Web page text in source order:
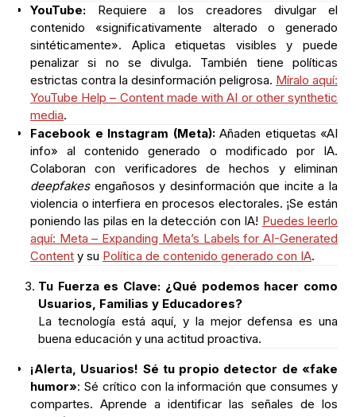
YouTube: Requiere a los creadores divulgar el
contenido «significativamente alterado o generado
sintéticamente». Aplica etiquetas visibles y puede
penalizar si no se divulga. También tiene políticas
estrictas contra la desinformación peligrosa. Míralo aquí:
YouTube Help – Content made with AI or other synthetic
media.
Facebook e Instagram (Meta):Añaden etiquetas «AI
info» al contenido generado o modificado por IA.
Colaboran con verificadores de hechos y eliminan
deepfakesengañosos y desinformación que incite a la
violencia o interfiera en procesos electorales. ¡Se están
poniendo las pilas en la detección con IA! Puedes leerlo
aquí: Meta – Expanding Meta’s Labels for AI-Generated
Content y su Política de contenido generado con IA.
Tu Fuerza es Clave: ¿Qué podemos hacer como
Usuarios, Familias y Educadores?
La tecnología está aquí, y la mejor defensa es una
buena educación y una actitud proactiva.
¡Alerta, Usuarios! Sé tu propio detector de «fake
humor»: Sé crítico con la información que consumes y
compartes. Aprende a identificar las señales de los